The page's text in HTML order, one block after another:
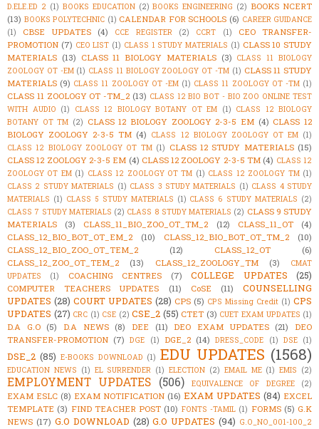
D.ELE.ED 2 (1) BOOKS EDUCATION (2) BOOKS ENGINEERING (2) BOOKS NCERT
(13) BOOKS POLYTECHNIC (1) CALENDAR FOR SCHOOLS (6) CAREER GUIDANCE
(1)
CBSE UPDATES (4) CCE REGISTER (2) CCRT (1)
CEO TRANSFER-
PROMOTION (7) CEO LIST (1) CLASS 1 STUDY MATERIALS (1) CLASS 10 STUDY
MATERIALS (13) CLASS 11 BIOLOGY MATERIALS (3) CLASS 11 BIOLOGY
ZOOLOGY OT -EM (1) CLASS 11 BIOLOGY ZOOLOGY OT -TM (1) CLASS 11 STUDY
MATERIALS (9) CLASS 11 ZOOLOGY OT -EM (1) CLASS 11 ZOOLOGY OT -TM (1)
CLASS 11 ZOOLOGY OT -TM_2 (13) CLASS 12 BIO BOT - BIO ZOO ONLINE TEST
WITH AUDIO (1) CLASS 12 BIOLOGY BOTANY OT EM (1) CLASS 12 BIOLOGY
BOTANY OT TM (2) CLASS 12 BIOLOGY ZOOLOGY 2-3-5 EM (4) CLASS 12
BIOLOGY ZOOLOGY 2-3-5 TM (4) CLASS 12 BIOLOGY ZOOLOGY OT EM (1)
CLASS 12 BIOLOGY ZOOLOGY OT TM (1) CLASS 12 STUDY MATERIALS (15)
CLASS 12 ZOOLOGY 2-3-5 EM (4) CLASS 12 ZOOLOGY 2-3-5 TM (4) CLASS 12
ZOOLOGY OT EM (1) CLASS 12 ZOOLOGY OT TM (1) CLASS 12 ZOOLOGY TM (1)
CLASS 2 STUDY MATERIALS (1) CLASS 3 STUDY MATERIALS (1) CLASS 4 STUDY
MATERIALS (1) CLASS 5 STUDY MATERIALS (1) CLASS 6 STUDY MATERIALS (2)
CLASS 7 STUDY MATERIALS (2) CLASS 8 STUDY MATERIALS (2) CLASS 9 STUDY
MATERIALS
(3) CLASS_11_BIO_ZOO_OT_TM_2 (12) CLASS_11_OT
(4)
CLASS_12_BIO_BOT_OT_EM_2
(10) CLASS_12_BIO_BOT_OT_TM_2
(10)
CLASS_12_BIO_ZOO_OT_TEM_2
(12) CLASS_12_OT
(6)
CLASS_12_ZOO_OT_TEM_2
(13) CLASS_12_ZOOLOGY_TM (3)
CMAT
UPDATES
(1) COACHING CENTRES (7) COLLEGE UPDATES (25)
COMPUTER TEACHERS UPDATES (11) CoSE (11)
COUNSELLING
UPDATES (28) COURT UPDATES (28) CPS (5) CPS Missing Credit (1) CPS
UPDATES (27) CRC (1) CSE (2) CSE_2 (55) CTET (3) CUET EXAM UPDATES (1)
D.A G.O (5) D.A NEWS (8) DEE (11) DEO EXAM UPDATES (21)
DEO
TRANSFER-PROMOTION (7) DGE (1) DGE_2 (14) DRESS_CODE (1) DSE (1)
DSE_2 (85) E-BOOKS DOWNLOAD (1) EDU UPDATES (1568)
EDUCATION NEWS (1) EL SURRENDER (1) ELECTION (2) EMAIL ME (1) EMIS (2)
EMPLOYMENT UPDATES (506) EQUIVALENCE OF DEGREE (2)
EXAM ESLC (8) EXAM NOTIFICATION (16) EXAM UPDATES (84) EXCEL
TEMPLATE (3) FIND TEACHER POST (10) FONTS -TAMIL (1) FORMS (5) G.K
NEWS (17) G.O DOWNLOAD (28) G.O UPDATES (94) G.O_NO_001-100_2